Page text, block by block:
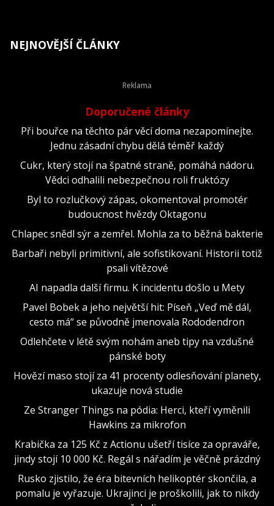
NEJNOVĚJŠÍ ČLÁNKY
Doporučené články
Při bouřce na těchto pár věcí doma nezapomínejte.
Jednu zásadní chybu dělá téměř každý
Cukr, který stojí na špatné straně, pomáhá nádoru.
Vědci odhalili nebezpečnou roli fruktózy
Byl to rozlučkový zápas, okomentoval promotér
budoucnost hvězdy Oktagonu
Chlapec snědl sýr a zemřel. Mohla za to běžná bakterie
Barbaři nebyli primitivní, ale sofistikovaní. Historii totiž
psali vítězové
AI napadla další firmu. K incidentu došlo u Mety
Pavel Bobek a jeho největší hit: Píseň „Veď mě dál,
cesto má“ se původně jmenovala Rododendron
Odlehčete v létě svým nohám aneb tipy na vzdušné
pánské boty
Hovězí maso stojí za 41 procenty odlesňování planety,
ukazuje nová studie
Ze Stranger Things na pódia: Herci, kteří vyměnili
Hawkins za mikrofon
Krabička za 125 Kč z Actionu ušetří tisíce za opraváře,
jindy stojí 10 000 Kč. Regál s nářadím je věčně prázdný
Rusko zjistilo, že éra bitevních helikoptér skončila, a
pomalu je vyřazuje. Ukrajinci je proškolili, jak to nikdy